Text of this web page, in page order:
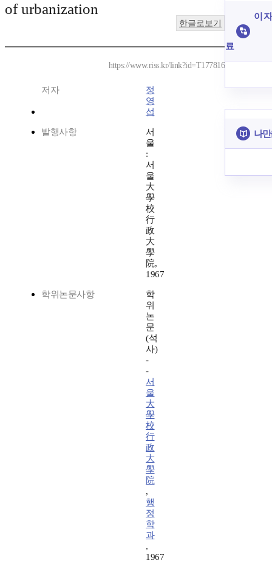
of urbanization
한글로보기
https://www.riss.kr/link?id=T177816
저자
정
영
섭
발행사항
서
울
:
서
울
大
學
校
行
政
大
學
院,
1967
학위논문사항
학
위
논
문
(석
사)
-
-
서
울
大
學
校
行
政
大
學
院
,
행
정
학
과
,
1967
이
료
나